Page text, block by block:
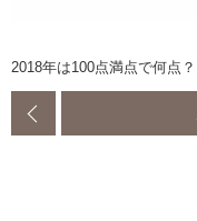
2018年は100点満点で何点？